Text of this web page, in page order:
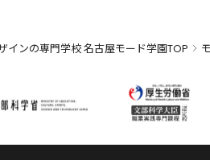
インの専門学校 名古屋モード学園TOP